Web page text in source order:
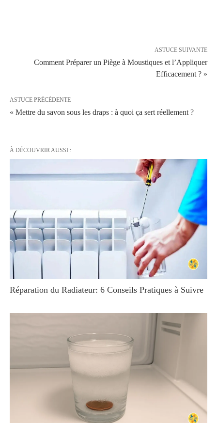
ASTUCE SUIVANTE
Comment Préparer un Piège à Moustiques et l’Appliquer
Efficacement ? »
ASTUCE PRÉCÉDENTE
« Mettre du savon sous les draps : à quoi ça sert réellement ?
À DÉCOUVRIR AUSSI :
Réparation du Radiateur: 6 Conseils Pratiques à Suivre